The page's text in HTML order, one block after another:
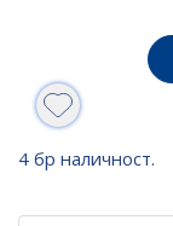
4 бр наличност.